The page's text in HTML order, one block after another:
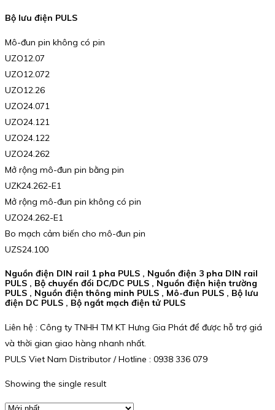
Bộ lưu điện PULS
Mô-đun pin không có pin
UZO12.07
UZO12.072
UZO12.26
UZO24.071
UZO24.121
UZO24.122
UZO24.262
Mở rộng mô-đun pin bằng pin
UZK24.262-E1
Mở rộng mô-đun pin không có pin
UZO24.262-E1
Bo mạch cảm biến cho mô-đun pin
UZS24.100
Nguồn điện DIN rail 1 pha PULS , Nguồn điện 3 pha DIN rail
PULS , Bộ chuyển đổi DC/DC PULS , Nguồn điện hiện trường
PULS , Nguồn điện thông minh PULS , Mô-đun PULS , Bộ lưu
điện DC PULS , Bộ ngắt mạch điện tử PULS
Liên hệ : Công ty TNHH TM KT Hưng Gia Phát để được hỗ trợ giá
và thời gian giao hàng nhanh nhất.
PULS Viet Nam Distributor / Hotline : 0938 336 079
Showing the single result